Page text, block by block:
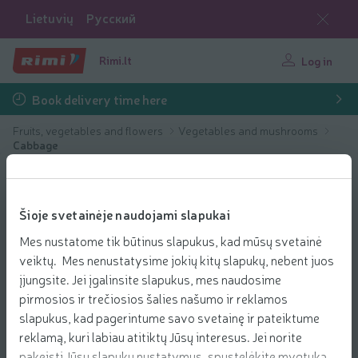
Šioje svetainėje naudojami slapukai
Mes nustatome tik būtinus slapukus, kad mūsų svetainė
veiktų. Mes nenustatysime jokių kitų slapukų, nebent juos
įjungsite. Jei įgalinsite slapukus, mes naudosime
pirmosios ir trečiosios šalies našumo ir reklamos
slapukus, kad pagerintume savo svetainę ir pateiktume
reklamą, kuri labiau atitiktų Jūsų interesus. Jei norite
Lietuvių Русский
Rimi.lt Log in
Book delivery time here
Fruits, vegetables and flowers
Vegetables and mushrooms
Cabbage